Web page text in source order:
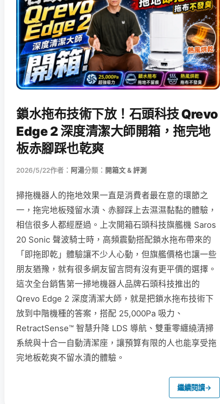
鎖水拖布技術下放！石頭科技 Qrevo
Edge 2 深度清潔大師開箱，拖完地
板赤腳踩也乾爽
2026/5/22作者： 阿湯分類： 開箱文 & 評測
掃拖機器人的拖地效果一直是消費者最在意的環節之
一，拖完地板殘留水漬、赤腳踩上去濕濕黏黏的體驗，
相信很多人都經歷過。上次開箱石頭科技旗艦機 Saros
20 Sonic 聲波騎士時，高頻震動搭配鎖水拖布帶來的
「即拖即乾」體驗讓不少人心動，但旗艦價格也讓一些
朋友猶豫，就有很多網友留言問有沒有更平價的選擇。
這次全台銷售第一掃地機器人品牌石頭科技推出的
Qrevo Edge 2 深度清潔大師，就是把鎖水拖布技術下
放到中階機種的答案，搭配 25,000Pa 吸力、
RetractSense™ 智慧升降 LDS 導航、雙重零纏繞清掃
系統與十合一自動清潔座，讓預算有限的人也能享受拖
完地板乾爽不留水漬的體驗。
繼續閱讀→